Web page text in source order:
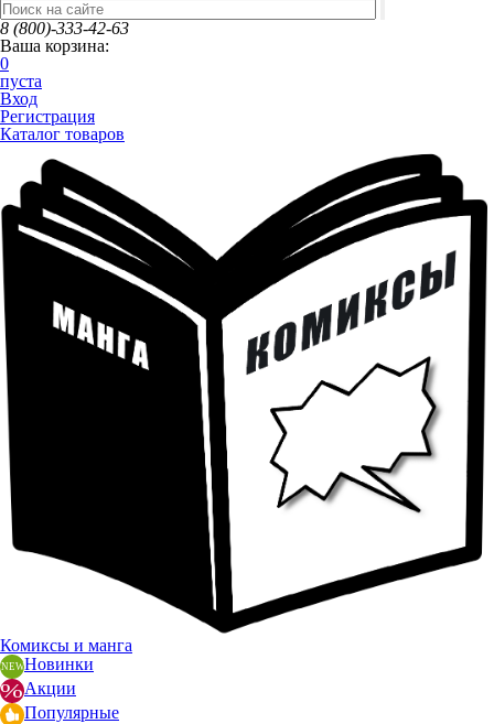
8 (800)-333-42-63
Ваша корзина:
0
пуста
Вход
Регистрация
Каталог товаров
Комиксы и манга
Новинки
Акции
Популярные